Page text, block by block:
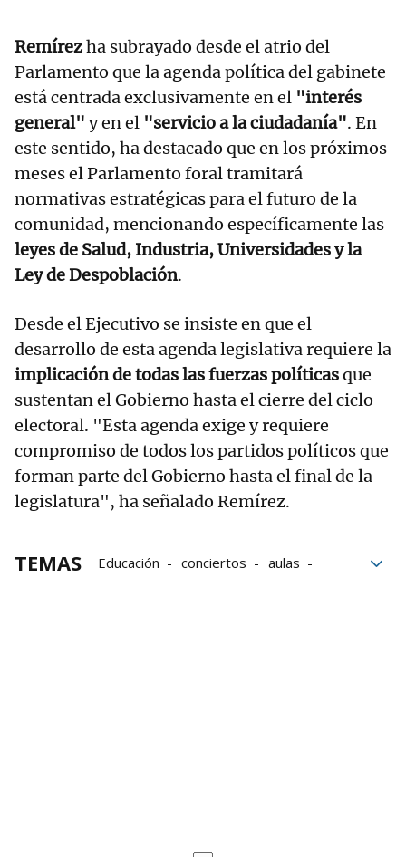
Remírezha subrayado desde el atrio del
Parlamento que la agenda política del gabinete
está centrada exclusivamente en el "interés
general" y en el "servicio a la ciudadanía". En
este sentido, ha destacado que en los próximos
meses el Parlamento foral tramitará
normativas estratégicas para el futuro de la
comunidad, mencionando específicamente las
leyes de Salud, Industria, Universidades y la
Ley de Despoblación.
Desde el Ejecutivo se insiste en que el
desarrollo de esta agenda legislativa requiere la
implicación de todas las fuerzas políticasque
sustentan el Gobierno hasta el cierre del ciclo
electoral. "Esta agenda exige y requiere
compromiso de todos los partidos políticos que
forman parte del Gobierno hasta el final de la
legislatura", ha señalado Remírez.
TEMAS Educación conciertos
aulas